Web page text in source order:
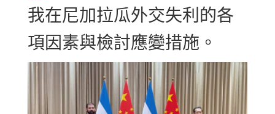
我在尼加拉瓜外交失利的各
項因素與檢討應變措施。